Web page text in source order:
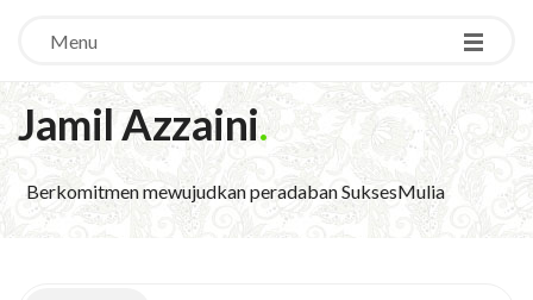
Menu
Jamil Azzaini.
Berkomitmen mewujudkan peradaban SuksesMulia